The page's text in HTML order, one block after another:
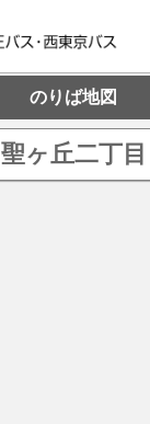
のりば地図
聖ヶ丘二丁目